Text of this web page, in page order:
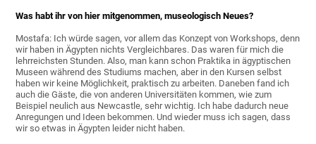
Was habt ihr von hier mitgenommen, museologisch Neues?
Mostafa: Ich würde sagen, vor allem das Konzept von Workshops, denn
wir haben in Ägypten nichts Vergleichbares. Das waren für mich die
lehrreichsten Stunden. Also, man kann schon Praktika in ägyptischen
Museen während des Studiums machen, aber in den Kursen selbst
haben wir keine Möglichkeit, praktisch zu arbeiten. Daneben fand ich
auch die Gäste, die von anderen Universitäten kommen, wie zum
Beispiel neulich aus Newcastle, sehr wichtig. Ich habe dadurch neue
Anregungen und Ideen bekommen. Und wieder muss ich sagen, dass
wir so etwas in Ägypten leider nicht haben.